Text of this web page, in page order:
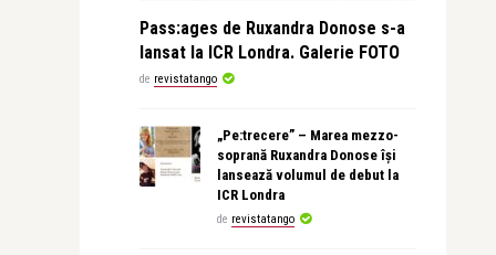
Pass:ages de Ruxandra Donose s-a
lansat la ICR Londra. Galerie FOTO
de revistatango
„Pe:trecere” – Marea mezzo-
soprană Ruxandra Donose își
lansează volumul de debut la
ICR Londra
de revistatango